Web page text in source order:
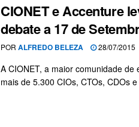
CIONET e Accenture
debate a 17 de
POR ALFREDO BELEZA 28/07/2015
A CIONET, a maior comunidade
mais de 5.300 CIOs, CTOs, CDOs